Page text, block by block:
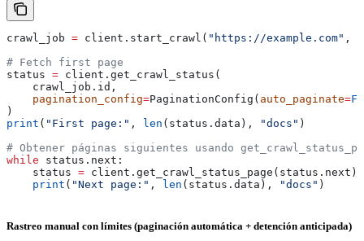
crawl_job = client.start_crawl( "https://example.com" ,
# Fetch first page
status = client.get_crawl_status(
    crawl_job.id,
    pagination_config
=PaginationConfig( auto_paginate=
)
print ( "First page:" , len (status.data), "docs" )
# Obtener páginas siguientes usando
while status.next:
    status
= client.get_crawl_status_page(status.next)
    print
( "Next page:" , len (status.data), "docs" )
Rastreo manual con límites (paginación automática + detención anticipada)